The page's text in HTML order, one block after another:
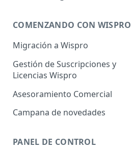
COMENZANDO CON WISPRO
Migración a Wispro
Gestión de Suscripciones y
Licencias Wispro
Asesoramiento Comercial
Campana de novedades
PANEL DE CONTROL